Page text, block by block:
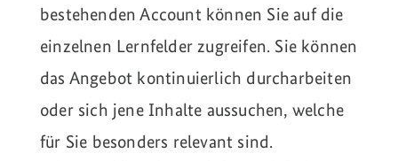
bestehenden Account können Sie auf die
einzelnen Lernfelder zugreifen. Sie können
das Angebot kontinuierlich durcharbeiten
oder sich jene Inhalte aussuchen, welche
für Sie besonders relevant sind.